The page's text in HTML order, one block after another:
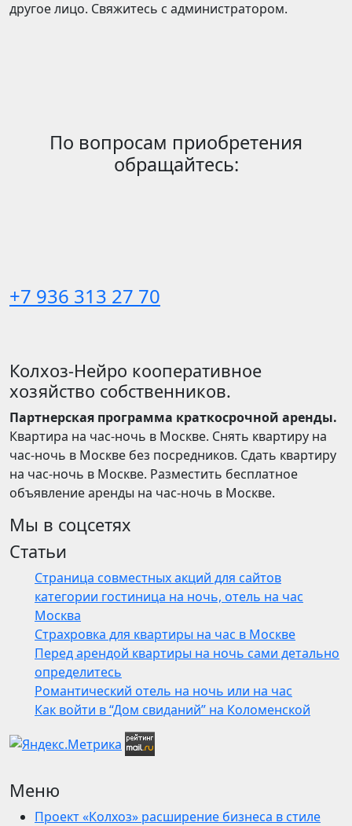
другое лицо. Свяжитесь с администратором.
По вопросам приобретения
обращайтесь:
+7 936 313 27 70
Колхоз-Нейро кооперативное
хозяйство собственников.
Партнерская программа краткосрочной аренды.
Квартира на час-ночь в Москве. Снять квартиру на
час-ночь в Москве без посредников. Сдать квартиру
на час-ночь в Москве. Разместить бесплатное
объявление аренды на час-ночь в Москве.
Мы в соцсетях
Статьи
Страница совместных акций для сайтов
категории гостиница на ночь, отель на час
Москва
Страхровка для квартиры на час в Москве
Перед арендой квартиры на ночь сами детально
определитесь
Романтический отель на ночь или на час
Как войти в “Дом свиданий” на Коломенской
Меню
Проект «Колхоз» расширение бизнеса в стиле